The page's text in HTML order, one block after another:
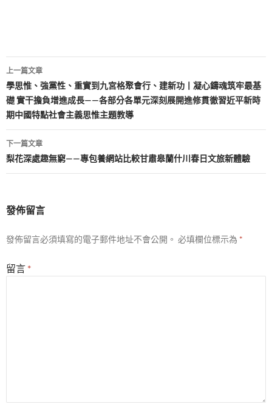
文
章
導
覽
上一篇文章
學思惟、強黨性、重實到九宮格聚會行、建新功丨凝心鑄魂筑牢最基
礎 實干擔負增進成長——各部分各單元深刻展開進修貫徹習近平新時
期中國特點社會主義思惟主題教導
下一篇文章
梨花深處趣無窮——專包養網站比較甘肅皋蘭什川春日文旅新體驗
發佈留言
發佈留言必須填寫的電子郵件地址不會公開。 必填欄位標示為 *
留言 *